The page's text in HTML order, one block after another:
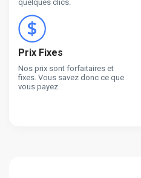
quelques clics.
Prix Fixes
Nos prix sont forfaitaires et
fixes. Vous savez donc ce que
vous payez.